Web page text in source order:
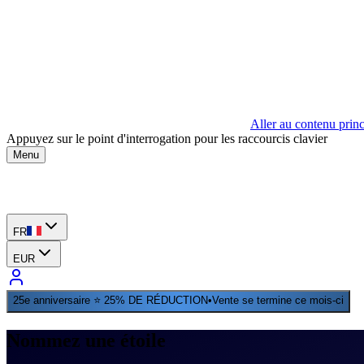
Aller au contenu
Appuyez sur le point d'interrogation pour les raccourcis clavier
Menu
FR
EUR
25e anniversaire ⭐ 25% DE RÉDUCTION•Vente se termine ce mois-ci
Nommez une étoile